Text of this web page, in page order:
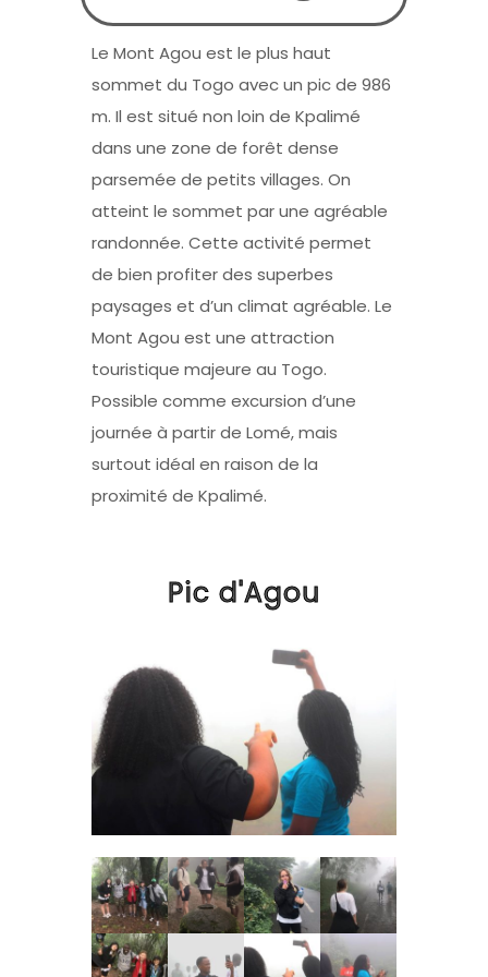
Le Mont Agou est le plus haut
sommet du Togo avec un pic de 986
m. Il est situé non loin de Kpalimé
dans une zone de forêt dense
parsemée de petits villages. On
atteint le sommet par une agréable
randonnée. Cette activité permet
de bien profiter des superbes
paysages et d’un climat agréable. Le
Mont Agou est une attraction
touristique majeure au Togo.
Possible comme excursion d’une
journée à partir de Lomé, mais
surtout idéal en raison de la
proximité de Kpalimé.
Pic d'Agou